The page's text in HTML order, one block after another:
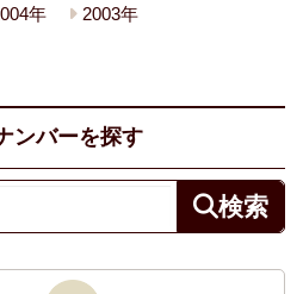
年 2003年
ンバーを探す